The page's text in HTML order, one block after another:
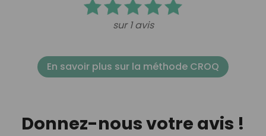
sur 1 avis
En savoir plus sur la méthode CROQ
Donnez-nous votre avis !